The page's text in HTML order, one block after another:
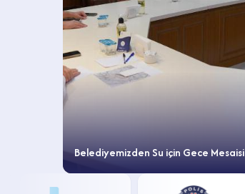
Belediyemizden Su için Gece Mesaisi